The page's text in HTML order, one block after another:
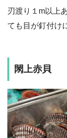
刃渡り１m以上
ても目が釘付け
閖上赤貝